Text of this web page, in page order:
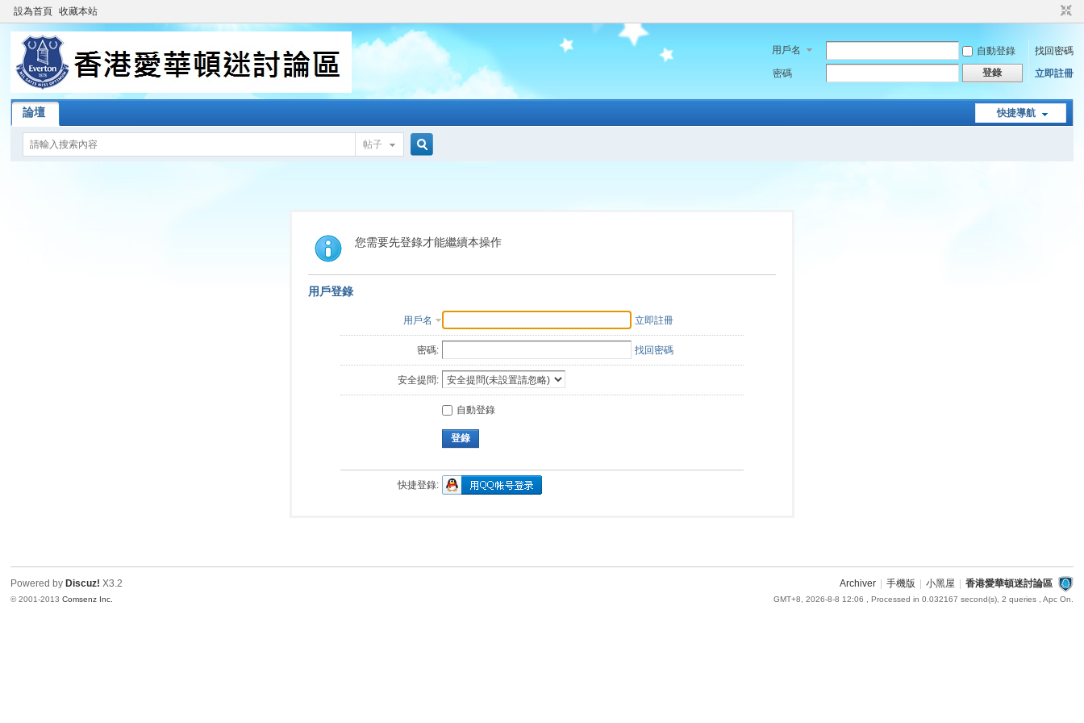
設為首頁 收藏本站
用戶名 自動登錄
找回密碼
密碼
登錄 立即註冊
快捷導航
論壇
帖子
索
您需要先登錄才能繼續本操作
用戶登錄
用戶名 立即註冊
密碼: 找回密碼
安全提問:
自動登錄
登錄
快捷登錄:
Archiver 手機版 小黑屋 香港愛華頓迷討論區
GMT+8, 2026-8-8 12:06 , Processed in 0.032167 second(s), 2 queries , Apc On.
Powered by Discuz! X3.2
© 2001-2013Comsenz Inc.